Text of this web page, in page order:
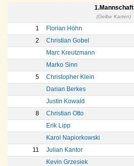
1.Mannschaft
(Gelbe Karten)
1 Florian Höhn
2
Christian Gobel
Marc Kreutzmann
Marko Sinn
5
Christopher Klein
Darian Berkes
Justin Kowald
8
Christian Otto
Erik Lipp
Karol Napiorkowski
11
Julian Kantor
Kevin Grzesiek